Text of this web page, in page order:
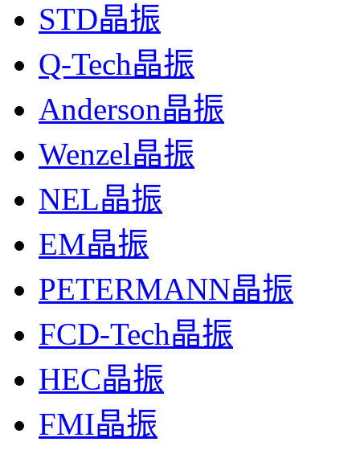
STD晶振
Q-Tech晶振
Anderson晶振
Wenzel晶振
NEL晶振
EM晶振
PETERMANN晶振
FCD-Tech晶振
HEC晶振
FMI晶振